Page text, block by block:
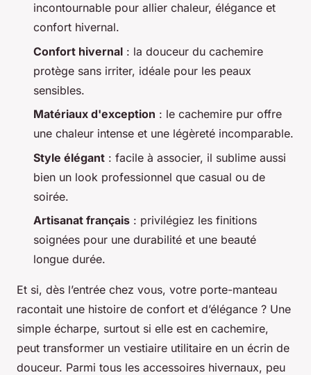
incontournable pour allier chaleur, élégance et
confort hivernal.
Confort hivernal : la douceur du cachemire
protège sans irriter, idéale pour les peaux
sensibles.
Matériaux d'exception : le cachemire pur offre
une chaleur intense et une légèreté incomparable.
Style élégant : facile à associer, il sublime aussi
bien un look professionnel que casual ou de
soirée.
Artisanat français : privilégiez les finitions
soignées pour une durabilité et une beauté
longue durée.
Et si, dès l’entrée chez vous, votre porte-manteau
racontait une histoire de confort et d’élégance ? Une
simple écharpe, surtout si elle est en cachemire,
peut transformer un vestiaire utilitaire en un écrin de
douceur. Parmi tous les accessoires hivernaux, peu